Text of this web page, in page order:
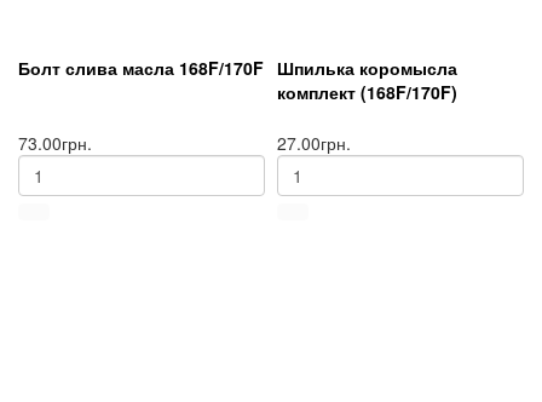
Болт слива масла 168F/170F
73.00грн.
Шпилька коромысла
комплект (168F/170F)
27.00грн.